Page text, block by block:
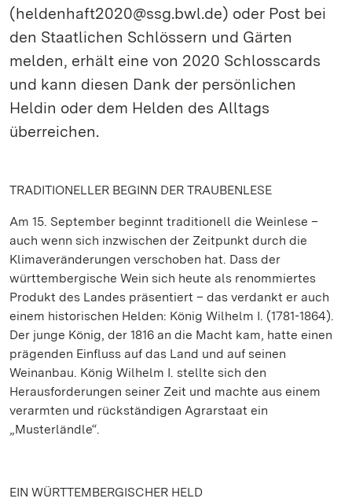
(heldenhaft2020@ssg.bwl.de) oder Post bei
den Staatlichen Schlössern und Gärten
melden, erhält eine von 2020 Schlosscards
und kann diesen Dank der persönlichen
Heldin oder dem Helden des Alltags
überreichen.
TRADITIONELLER BEGINN DER TRAUBENLESE
Am 15. September beginnt traditionell die Weinlese –
auch wenn sich inzwischen der Zeitpunkt durch die
Klimaveränderungen verschoben hat. Dass der
württembergische Wein sich heute als renommiertes
Produkt des Landes präsentiert – das verdankt er auch
einem historischen Helden: König Wilhelm I. (1781-1864).
Der junge König, der 1816 an die Macht kam, hatte einen
prägenden Einfluss auf das Land und auf seinen
Weinanbau. König Wilhelm I. stellte sich den
Herausforderungen seiner Zeit und machte aus einem
verarmten und rückständigen Agrarstaat ein
„Musterländle“.
EIN WÜRTTEMBERGISCHER HELD